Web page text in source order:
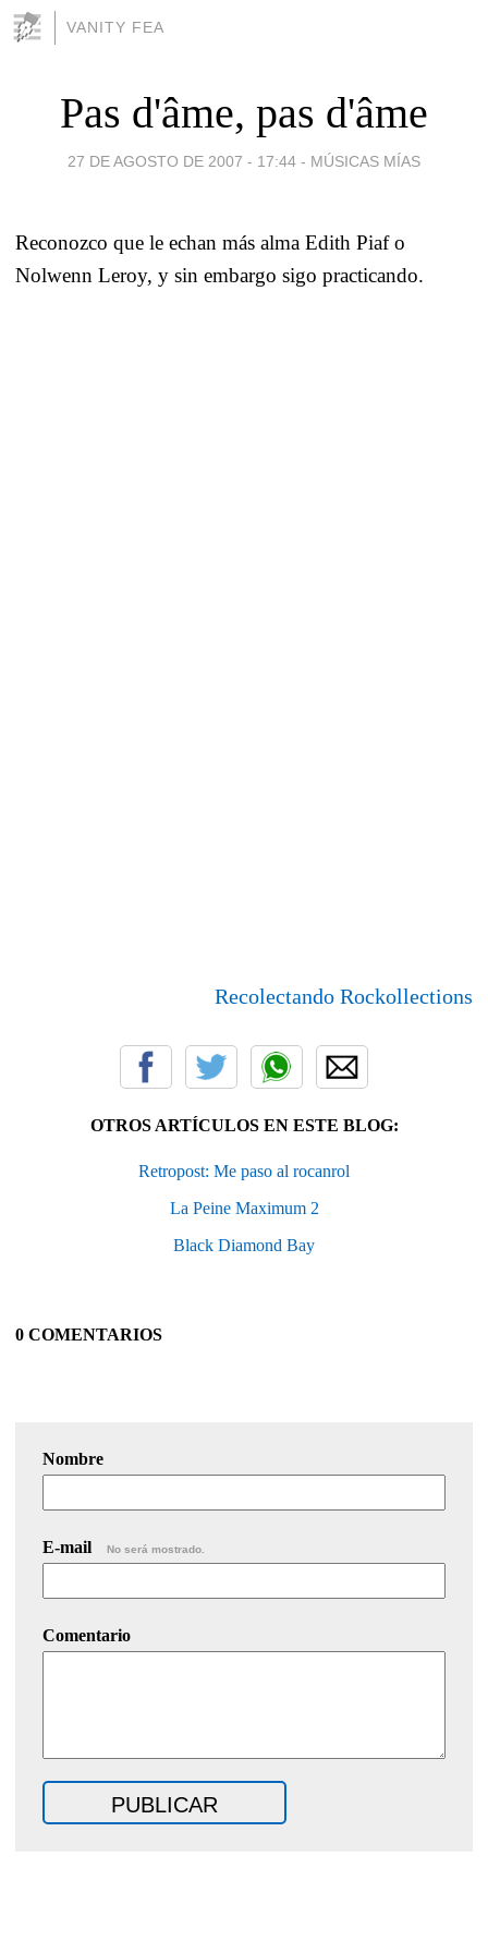
VANITY FEA
Pas d'âme, pas d'âme
27 DE AGOSTO DE 2007 - 17:44 - MÚSICAS MÍAS
Reconozco que le echan más alma Edith Piaf o
Nolwenn Leroy, y sin embargo sigo practicando.
Recolectando Rockollections
OTROS ARTÍCULOS EN ESTE BLOG:
Retropost: Me paso al rocanrol
La Peine Maximum 2
Black Diamond Bay
0 COMENTARIOS
Nombre
E-mail No será mostrado.
Comentario